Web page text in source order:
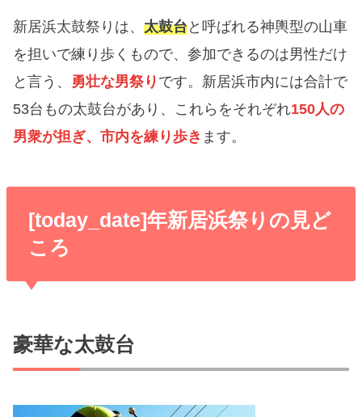
新居浜太鼓祭りは、太鼓台と呼ばれる神輿型の山車
を担いで練り歩くもので、参加できるのは男性だけ
と言う、 勇壮な男祭り です。新居浜市内には合計で
53台もの太鼓台があり、これらをそれぞれ150人の
男衆が担ぎ、市内を練り歩き ます。
[today_date]年新居浜祭りの見ど
ころ
豪華な太鼓台